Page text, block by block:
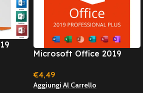
Microsoft Office 2019
Windows – Licenza A Vita
(online
€4,49
Aggiungi Al Carrello